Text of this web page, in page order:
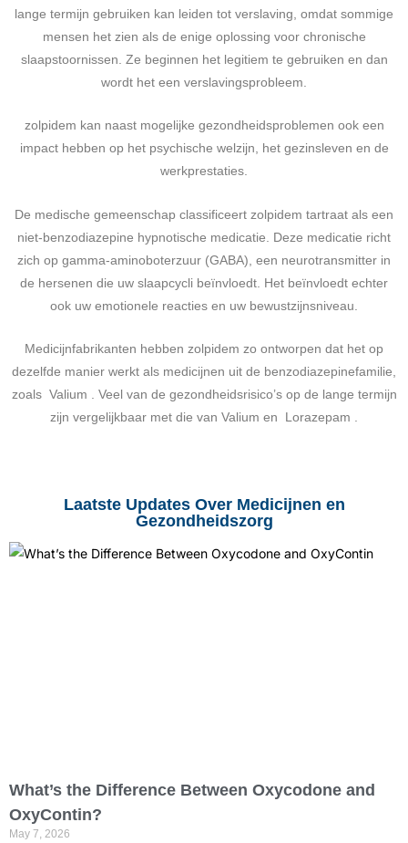
lange termijn gebruiken kan leiden tot verslaving, omdat sommige
mensen het zien als de enige oplossing voor chronische
slaapstoornissen. Ze beginnen het legitiem te gebruiken en dan
wordt het een verslavingsprobleem.
zolpidem kan naast mogelijke gezondheidsproblemen ook een
impact hebben op het psychische welzijn, het gezinsleven en de
werkprestaties.
De medische gemeenschap classificeert zolpidem tartraat als een
niet-benzodiazepine hypnotische medicatie. Deze medicatie richt
zich op gamma-aminoboterzuur (GABA), een neurotransmitter in
de hersenen die uw slaapcycli beïnvloedt. Het beïnvloedt echter
ook uw emotionele reacties en uw bewustzijnsniveau.
Medicijnfabrikanten hebben zolpidem zo ontworpen dat het op
dezelfde manier werkt als medicijnen uit de benzodiazepinefamilie,
zoals Valium . Veel van de gezondheidsrisico’s op de lange termijn
zijn vergelijkbaar met die van Valium en Lorazepam .
Laatste Updates Over Medicijnen en
Gezondheidszorg
What’s the Difference Between Oxycodone and
OxyContin?
May 7, 2026